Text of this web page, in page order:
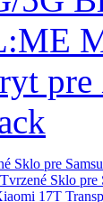
Sklo pre
Sklo pre
17T